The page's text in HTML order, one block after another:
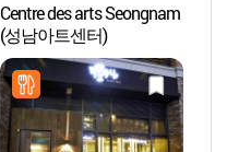
Centre des arts Seongnam
(성남아트센터)